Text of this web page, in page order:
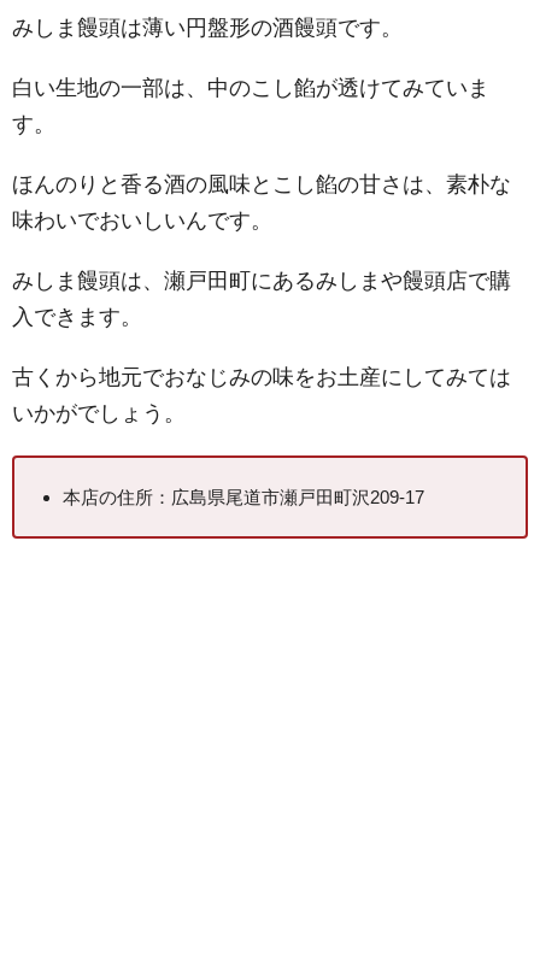
みしま饅頭は薄い円盤形の酒饅頭です。
白い生地の一部は、中のこし餡が透けてみていま
す。
ほんのりと香る酒の風味とこし餡の甘さは、素朴な
味わいでおいしいんです。
みしま饅頭は、瀬戸田町にあるみしまや饅頭店で購
入できます。
古くから地元でおなじみの味をお土産にしてみては
いかがでしょう。
本店の住所：広島県尾道市瀬戸田町沢209-17